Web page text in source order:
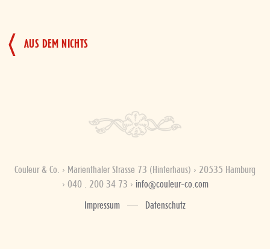
BEITRAGSNAVIGATION
AUS DEM NICHTS
Couleur & Co. › Marienthaler Strasse 73 (Hinterhaus) › 20535 Hamburg
› 040 . 200 34 73 › info@couleur-co.com
Impressum
Datenschutz